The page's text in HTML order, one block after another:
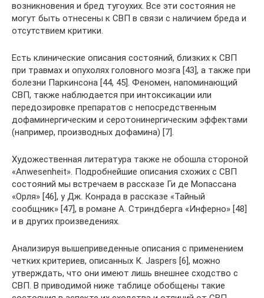
возникновения и бред тугоухих. Все эти состояния не
могут быть отнесены к СВП в связи с наличием бреда и
отсутствием критики.
Есть клинические описания состояний, близких к СВП
при травмах и опухолях головного мозга [43], а также при
болезни Паркинсона [44, 45]. Феномен, напоминающий
СВП, также наблюдается при интоксикации или
передозировке препаратов с непосредственным
дофаминергическим и серотонинергическим эффектами
(например, производных дофамина) [7].
Художественная литература также не обошла стороной
«Anwesenheit». Подробнейшие описания схожих с СВП
состояний мы встречаем в рассказе Ги де Мопассана
«Орля» [46], у Дж. Конрада в рассказе «Тайный
сообщник» [47], в романе А. Стриндберга «Инферно» [48]
и в других произведениях.
Анализируя вышеприведенные описания с применением
четких критериев, описанных К. Jaspers [6], можно
утверждать, что они имеют лишь внешнее сходство с
СВП. В приводимой ниже таблице обобщены такие